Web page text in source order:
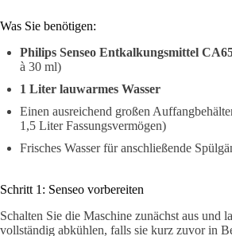
Was Sie benötigen:
Philips Senseo Entkalkungsmittel
à 30 ml)
1 Liter lauwarmes Wasser
Einen ausreichend großen
1,5 Liter Fassungsvermögen)
Frisches Wasser für anschließende
Schritt 1: Senseo vorbereiten
Schalten Sie die Maschine zunächst aus und
vollständig abkühlen, falls sie kurz zuvor in